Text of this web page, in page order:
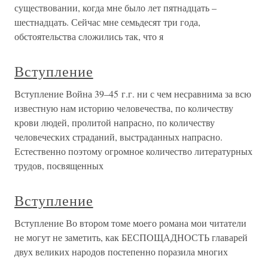
существовании, когда мне было лет пятнадцать –
шестнадцать. Сейчас мне семьдесят три года,
обстоятельства сложились так, что я
Вступление
Вступление Война 39–45 г.г. ни с чем несравнима за всю
известную нам историю человечества, по количеству
крови людей, пролитой напрасно, по количеству
человеческих страданий, выстраданных напрасно.
Естественно поэтому огромное количество литературных
трудов, посвященных
Вступление
Вступление Во втором томе моего романа мои читатели
не могут не заметить, как БЕСПОЩАДНОСТЬ главарей
двух великих народов постепенно поразила многих